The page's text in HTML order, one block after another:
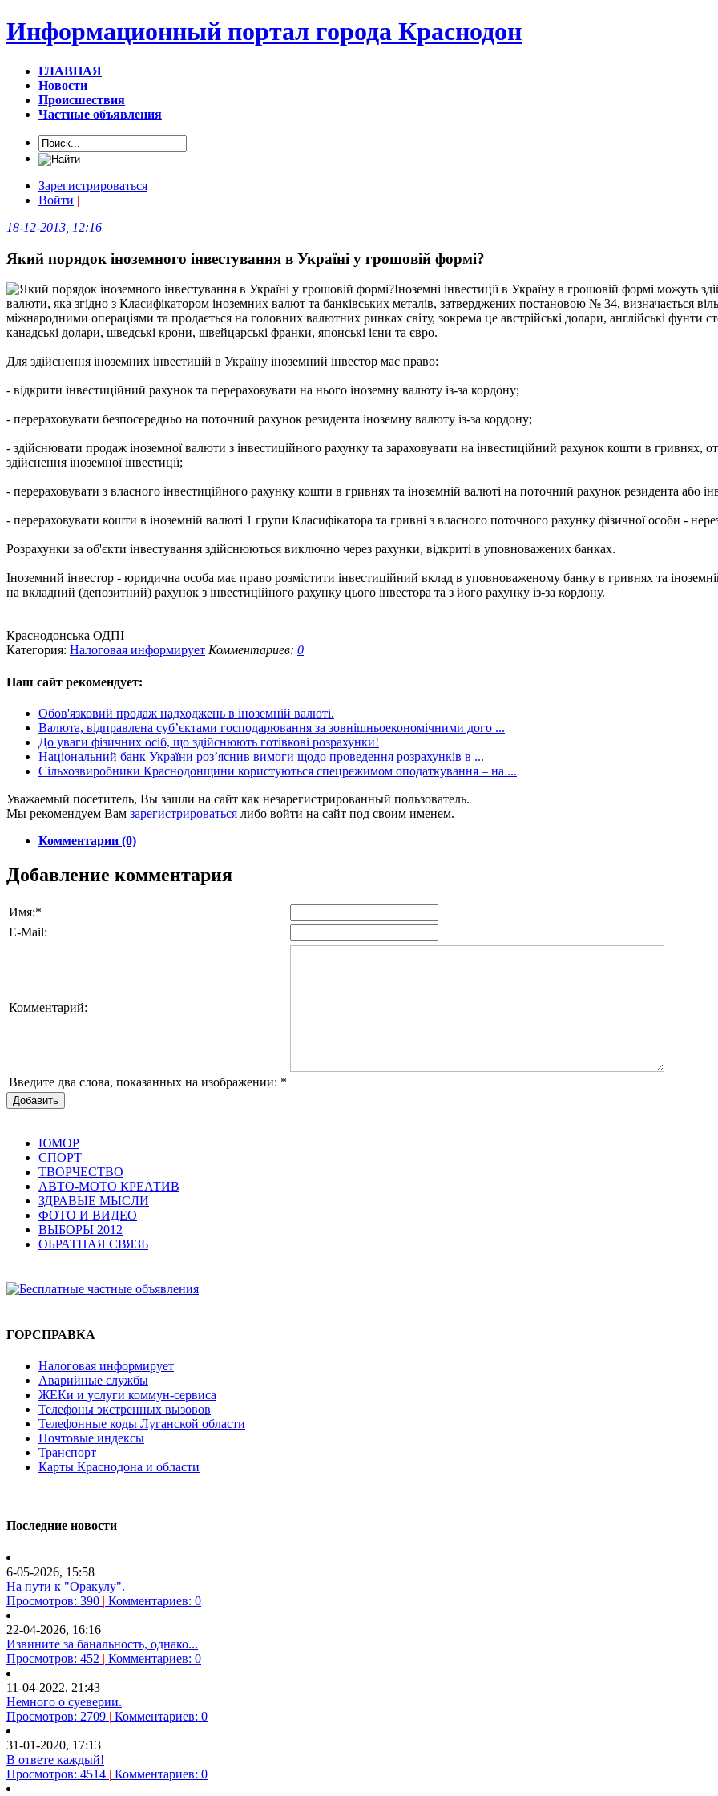
Информационный портал города Краснодон
ГЛАВНАЯ
Новости
Происшествия
Частные объявления
Зарегистрироваться
Войти |
18-12-2013, 12:16
Який порядок іноземного інвестування в Україні у грошовій формі?
Іноземні інвестиції в Україну в грошовій формі можуть
валюти, яка згідно з Класифікатором іноземних валют та банківських металів, затверджених постановою № 34, визначається
міжнародними операціями та продається на головних валютних ринках світу, зокрема це австрійські долари, англійські фунти
канадські долари, шведські крони, швейцарські франки, японські ієни та євро.
Для здійснення іноземних інвестицій в Україну іноземний інвестор має право:
- відкрити інвестиційний рахунок та перераховувати на нього іноземну валюту із-за кордону;
- перераховувати безпосередньо на поточний рахунок резидента іноземну валюту із-за кордону;
- здійснювати продаж іноземної валюти з інвестиційного рахунку та зараховувати на інвестиційний рахунок кошти в гривнях,
здійснення іноземної інвестиції;
- перераховувати з власного інвестиційного рахунку кошти в гривнях та іноземній валюті на поточний рахунок резидента або
- перераховувати кошти в іноземній валюті 1 групи Класифікатора та гривні з власного поточного рахунку фізичної особи -
Розрахунки за об'єкти інвестування здійснюються виключно через рахунки, відкриті в уповноважених банках.
Іноземний інвестор - юридична особа має право розмістити інвестиційний вклад в уповноваженому банку в гривнях та
на вкладний (депозитний) рахунок з інвестиційного рахунку цього інвестора та з його рахунку із-за кордону.
Краснодонська ОДПІ
Категория: Налоговая информирует Комментариев: 0
Наш сайт рекомендует:
Обов'язковий продаж надходжень в іноземній валюті.
Валюта, відправлена суб’єктами господарювання за зовнішньоекономічними дого ...
До уваги фізичних осіб, що здійснюють готівкові розрахунки!
Національний банк України роз’яснив вимоги щодо проведення розрахунків в ...
Сільхозвиробники Краснодонщини користуються спецрежимом оподаткування – на ...
Уважаемый посетитель, Вы зашли на сайт как незарегистрированный пользователь.
Мы рекомендуем Вам зарегистрироваться либо войти на сайт под своим именем.
Комментарии (0)
Добавление комментария
Имя:*
E-Mail:
Комментарий:
Введите два слова, показанных на изображении: *
Добавить
ЮМОР
СПОРТ
ТВОРЧЕСТВО
АВТО-МОТО КРЕАТИВ
ЗДРАВЫЕ МЫСЛИ
ФОТО И ВИДЕО
ВЫБОРЫ 2012
ОБРАТНАЯ СВЯЗЬ
ГОРСПРАВКА
Налоговая информирует
Аварийные службы
ЖЕКи и услуги коммун-сервиса
Телефоны экстренных вызовов
Телефонные коды Луганской области
Почтовые индексы
Транспорт
Карты Краснодона и области
Последние новости
6-05-2026, 15:58
На пути к "Оракулу".
Просмотров: 390 | Комментариев: 0
22-04-2026, 16:16
Извините за банальность, однако...
Просмотров: 452 | Комментариев: 0
11-04-2022, 21:43
Немного о суеверии.
Просмотров: 2709 | Комментариев: 0
31-01-2020, 17:13
В ответе каждый!
Просмотров: 4514 | Комментариев: 0